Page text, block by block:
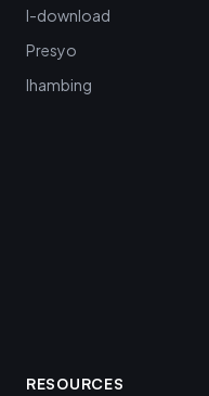
I-download
Presyo
Ihambing
RESOURCES